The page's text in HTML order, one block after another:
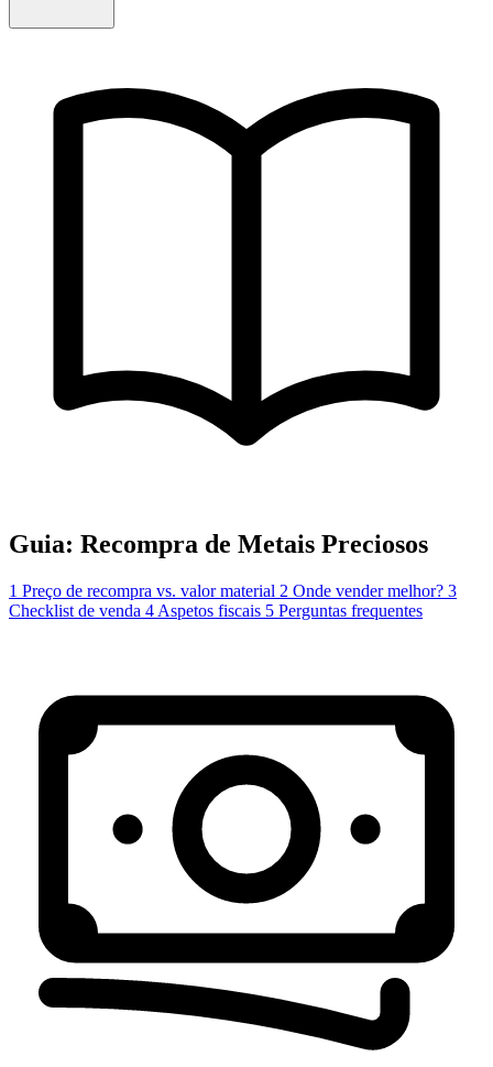
Guia: Recompra de Metais Preciosos
1 Preço de recompra vs. valor material 2 Onde vender melhor? 3
Checklist de venda 4 Aspetos fiscais 5 Perguntas frequentes